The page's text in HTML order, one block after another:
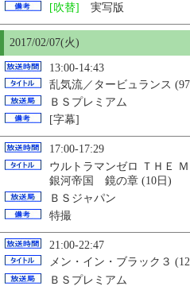
[吹替] 実写版
2017/02/07(火)
13:00-14:43
乱気流／タービュランス
ＢＳプレミアム
[字幕]
17:00-17:29
ウルトラマンゼロ ＴＨＥ
銀河帝国 鏡の章 (10日)
ＢＳジャパン
特撮
21:00-22:47
メン・イン・ブラック３
ＢＳプレミアム